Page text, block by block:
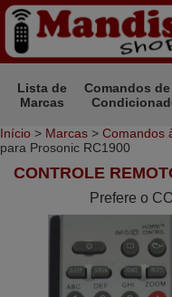
Lista de
Marcas
Comandos de
Início > Marcas > Comandos
para Prosonic RC1900
CONTROLE
Prefere o